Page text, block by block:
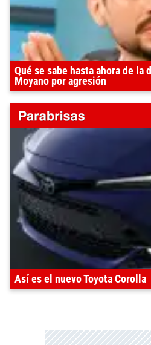
Qué se sabe hasta ahora de la
Moyano por agresión
Así es el nuevo Toyota Corolla